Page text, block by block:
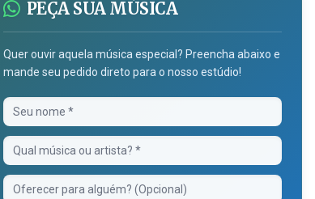
PEÇA SUA MÚSICA
Quer ouvir aquela música especial? Preencha abaixo e
mande seu pedido direto para o nosso estúdio!